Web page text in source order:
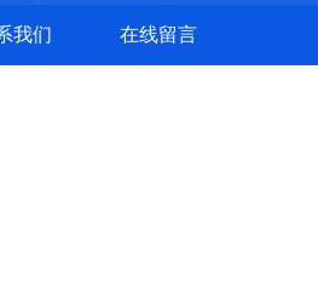
我们 在线留言